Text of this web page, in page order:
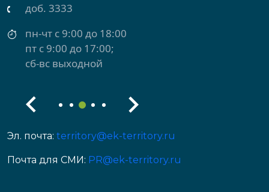
доб. 3333
пн-чт с 9:00 до 18:00
пт с 9:00 до 17:00;
сб-вс выходной
Эл. почта: territory@ek-territory.ru
Почта для СМИ: PR@ek-territory.ru